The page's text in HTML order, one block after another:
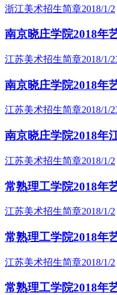
浙江美术招生简章2018/1/2
南京晓庄学院2018年
江苏美术招生简章2018/1/
南京晓庄学院2018年
江苏美术招生简章2018/1/
南京晓庄学院2018年
江苏美术招生简章2018/1/2
常熟理工学院2018年
江苏美术招生简章2018/1/2
常熟理工学院2018年
江苏美术招生简章2018/1/2
常熟理工学院2018年